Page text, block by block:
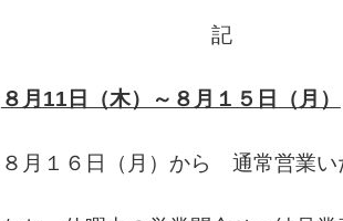
記
８月11日（木）～８月１５日（月）
８月１６日（月）から 通常営業い